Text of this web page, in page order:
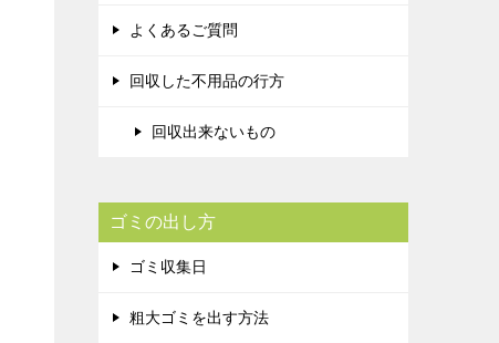
よくあるご質問
回収した不用品の行方
回収出来ないもの
ゴミの出し方
ゴミ収集日
粗大ゴミを出す方法